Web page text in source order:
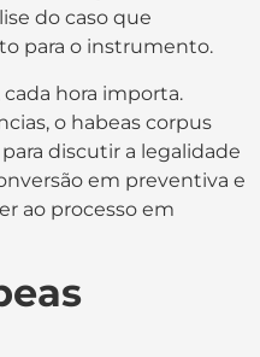
do caso que
para o instrumento.
hora importa.
o habeas corpus
discutir a legalidade
em preventiva e
ao processo em